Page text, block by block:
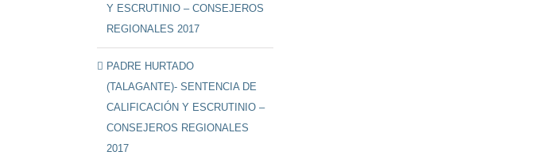
Y ESCRUTINIO – CONSEJEROS
REGIONALES 2017
PADRE HURTADO
(TALAGANTE)- SENTENCIA DE
CALIFICACIÓN Y ESCRUTINIO –
CONSEJEROS REGIONALES
2017